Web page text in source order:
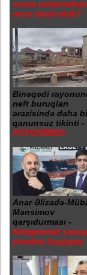
sonra universitetə
necə daxil olub?
Binəqədi
neft buruqları
ərazisində daha
qanunsuz tikinti -
FOTO/VİDEO
Anar Əlizadə-
Mənsimov
qarşıdurması -
Kompromat
yenidən başlayıb